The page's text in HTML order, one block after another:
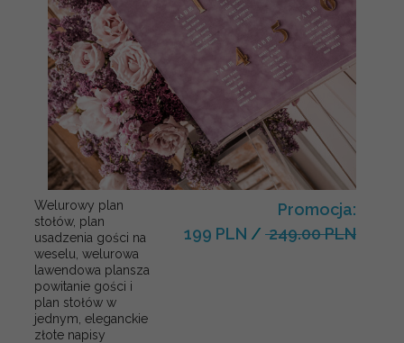
Welurowy plan
stołów, plan
usadzenia gości na
weselu, welurowa
lawendowa plansza
powitanie gości i
plan stołów w
jednym, eleganckie
złote napisy
Promocja:
199 PLN / 249.00 PLN